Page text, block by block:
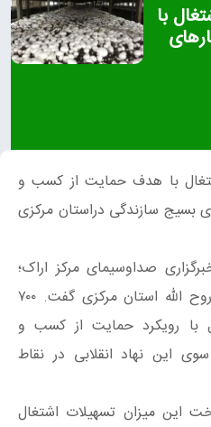
با
اشتغال با هدف حمایت از کسب و
بسیج سازندگی دراستان مرکزی
صداوسیمای مرکز اراک؛
مسئول بسیج سازندگی سپاه روح الله استان مرکزی گفت. ۷۰۰
با رویکرد حمایت از کسب و
این نهاد انقلابی در نقاط
این میزان تسهیلات اشتغال